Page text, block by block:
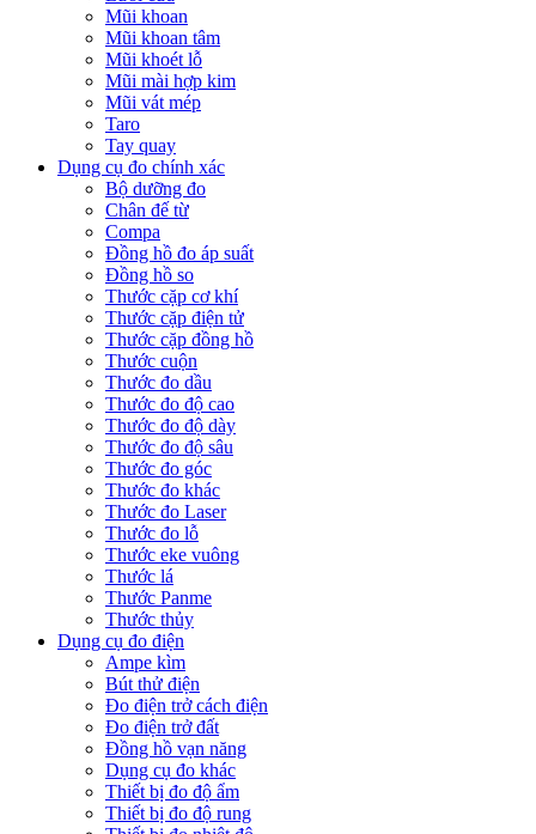
Mũi khoan
Mũi khoan tâm
Mũi khoét lỗ
Mũi mài hợp kim
Mũi vát mép
Taro
Tay quay
Dụng cụ đo chính xác
Bộ dưỡng đo
Chân đế từ
Compa
Đồng hồ đo áp suất
Đồng hồ so
Thước cặp cơ khí
Thước cặp điện tử
Thước cặp đồng hồ
Thước cuộn
Thước đo dầu
Thước đo độ cao
Thước đo độ dày
Thước đo độ sâu
Thước đo góc
Thước đo khác
Thước đo Laser
Thước đo lỗ
Thước eke vuông
Thước lá
Thước Panme
Thước thủy
Dụng cụ đo điện
Ampe kìm
Bút thử điện
Đo điện trở cách điện
Đo điện trở đất
Đồng hồ vạn năng
Dụng cụ đo khác
Thiết bị đo độ ẩm
Thiết bị đo độ rung